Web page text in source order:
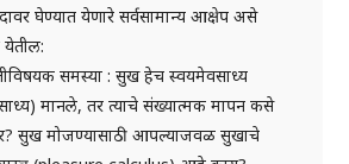
घेण्यात येणारे सर्वसामान्य आक्षेप असे
येतील:
समस्या : सुख हेच स्वयमेवसाध्य
मानले, तर त्याचे संख्यात्मक मापन कसे
सुख मोजण्यासाठी आपल्याजवळ सुखाचे